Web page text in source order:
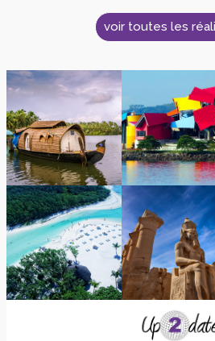
voir toutes les